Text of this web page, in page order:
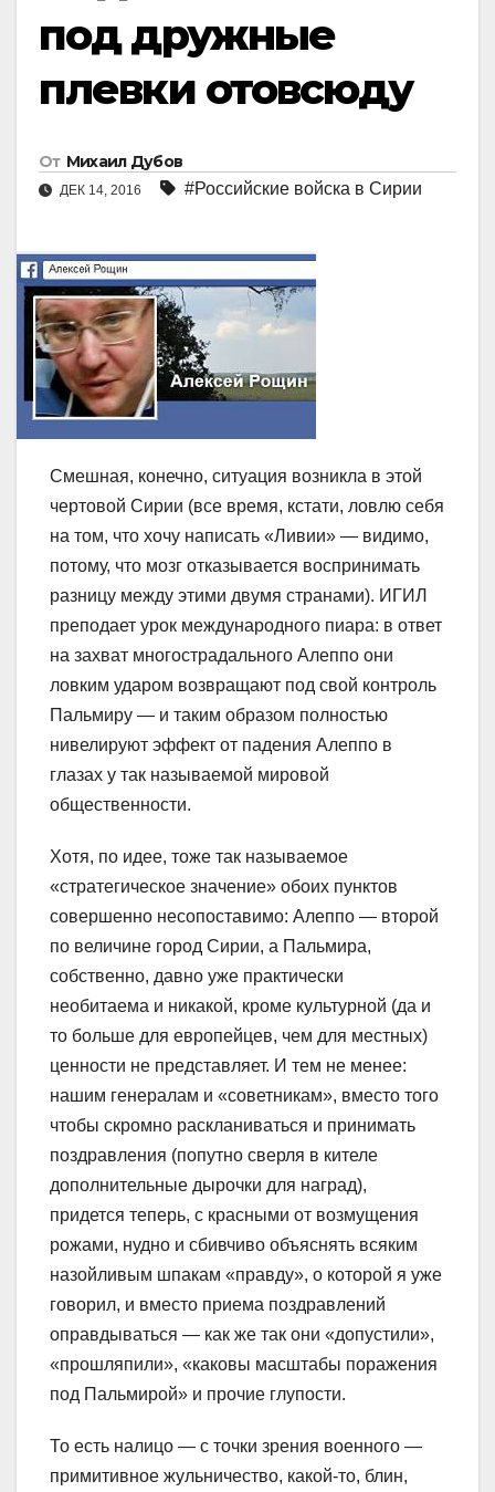
под дружные
плевки отовсюду
От Михаил Дубов
ДЕК 14, 2016 #Российские войска в Сирии
Смешная, конечно, ситуация возникла в этой
чертовой Сирии (все время, кстати, ловлю себя
на том, что хочу написать «Ливии» — видимо,
потому, что мозг отказывается воспринимать
разницу между этими двумя странами). ИГИЛ
преподает урок международного пиара: в ответ
на захват многострадального Алеппо они
ловким ударом возвращают под свой контроль
Пальмиру — и таким образом полностью
нивелируют эффект от падения Алеппо в
глазах у так называемой мировой
общественности.
Хотя, по идее, тоже так называемое
«стратегическое значение» обоих пунктов
совершенно несопоставимо: Алеппо — второй
по величине город Сирии, а Пальмира,
собственно, давно уже практически
необитаема и никакой, кроме культурной (да и
то больше для европейцев, чем для местных)
ценности не представляет. И тем не менее:
нашим генералам и «советникам», вместо того
чтобы скромно раскланиваться и принимать
поздравления (попутно сверля в кителе
дополнительные дырочки для наград),
придется теперь, с красными от возмущения
рожами, нудно и сбивчиво объяснять всяким
назойливым шпакам «правду», о которой я уже
говорил, и вместо приема поздравлений
оправдываться — как же так они «допустили»,
«прошляпили», «каковы масштабы поражения
под Пальмирой» и прочие глупости.
То есть налицо — с точки зрения военного —
примитивное жульничество, какой-то, блин,